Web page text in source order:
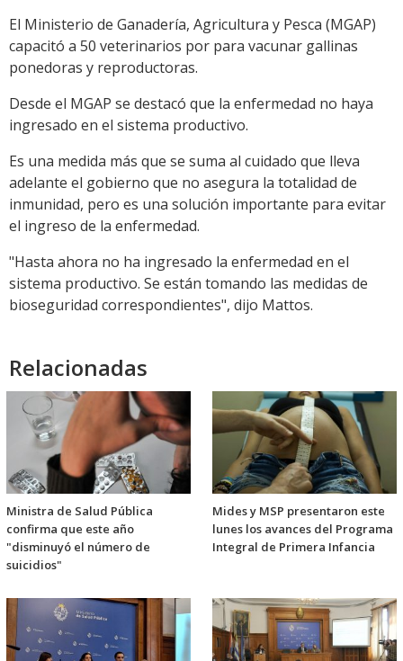
El Ministerio de Ganadería, Agricultura y Pesca (MGAP)
capacitó a 50 veterinarios por para vacunar gallinas
ponedoras y reproductoras.
Desde el MGAP se destacó que la enfermedad no haya
ingresado en el sistema productivo.
Es una medida más que se suma al cuidado que lleva
adelante el gobierno que no asegura la totalidad de
inmunidad, pero es una solución importante para evitar
el ingreso de la enfermedad.
"Hasta ahora no ha ingresado la enfermedad en el
sistema productivo. Se están tomando las medidas de
bioseguridad correspondientes", dijo Mattos.
Relacionadas
Ministra de Salud Pública
confirma que este año
"disminuyó el número de
suicidios"
Mides y MSP presentaron este
lunes los avances del Programa
Integral de Primera Infancia